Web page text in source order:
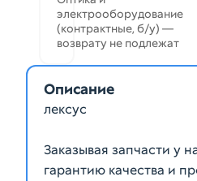
электрооборудование
(контрактные, б/у) —
возврату не подлежат
Описание
лексус
Заказывая запчасти у
гарантию качества и